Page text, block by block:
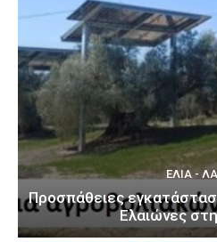
ΕΛΙΆ -
Προσπάθειες
Ελαιώνες